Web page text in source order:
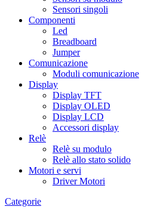
Sensori singoli
Componenti
Led
Breadboard
Jumper
Comunicazione
Moduli comunicazione
Display
Display TFT
Display OLED
Display LCD
Accessori display
Relè
Relè su modulo
Relè allo stato solido
Motori e servi
Driver Motori
Categorie